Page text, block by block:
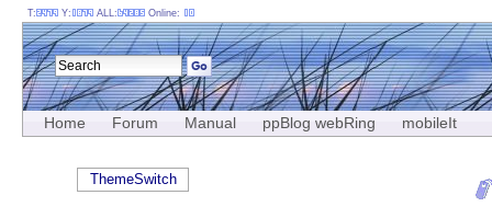
Home Forum Manual ppBlog webRing mobileIt
T: Y: ALL: Online:
ThemeSwitch